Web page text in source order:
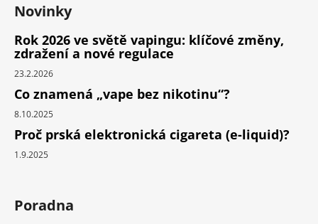
Novinky
Rok 2026 ve světě vapingu: klíčové změny,
zdražení a nové regulace
23.2.2026
Co znamená „vape bez nikotinu“?
8.10.2025
Proč prská elektronická cigareta (e-liquid)?
1.9.2025
Poradna